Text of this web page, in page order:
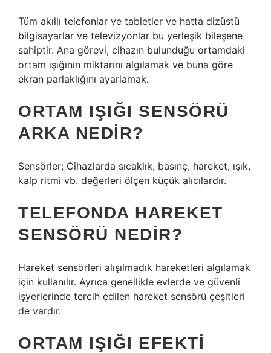
Tüm akıllı telefonlar ve tabletler ve hatta dizüstü
bilgisayarlar ve televizyonlar bu yerleşik bileşene
sahiptir. Ana görevi, cihazın bulunduğu ortamdaki
ortam ışığının miktarını algılamak ve buna göre
ekran parlaklığını ayarlamak.
ORTAM IŞIĞI SENSÖRÜ
ARKA NEDIR?
Sensörler; Cihazlarda sıcaklık, basınç, hareket, ışık,
kalp ritmi vb. değerleri ölçen küçük alıcılardır.
TELEFONDA HAREKET
SENSÖRÜ NEDIR?
Hareket sensörleri alışılmadık hareketleri algılamak
için kullanılır. Ayrıca genellikle evlerde ve güvenli
işyerlerinde tercih edilen hareket sensörü çeşitleri
de vardır.
ORTAM IŞIĞI EFEKTI